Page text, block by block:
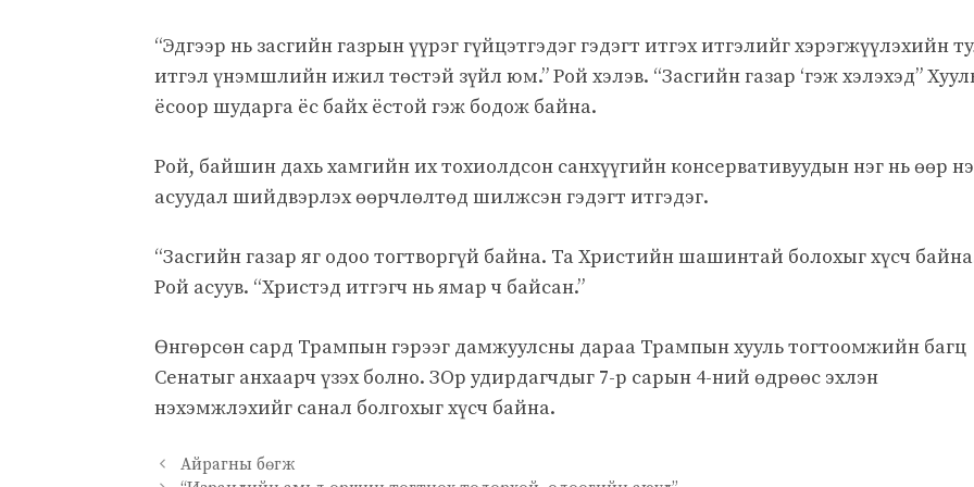
“Эдгээр нь засгийн газрын үүрэг гүйцэтгэдэг гэдэгт итгэх итгэлийг хэрэгжүүлэхийн
итгэл үнэмшлийн ижил төстэй зүйл юм.” Рой хэлэв. “Засгийн газар ‘гэж хэлэхэд”
ёсоор шударга ёс байх ёстой гэж бодож байна.
Рой, байшин дахь хамгийн их тохиолдсон санхүүгийн консервативуудын нэг нь өөр
асуудал шийдвэрлэх өөрчлөлтөд шилжсэн гэдэгт итгэдэг.
“Засгийн газар яг одоо тогтворгүй байна. Та Христийн шашинтай болохыг хүсч
Рой асуув. “Христэд итгэгч нь ямар ч байсан.”
Өнгөрсөн сард Трампын гэрээг дамжуулсны дараа Трампын хууль тогтоомжийн багц
Сенатыг анхаарч үзэх болно. ЗОp удирдагчдыг 7-р сарын 4-ний өдрөөс эхлэн
нэхэмжлэхийг санал болгохыг хүсч байна.
Айрагны бөгж